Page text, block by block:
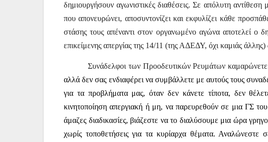
δημιουργήσουν αγωνιστικές διαθέσεις. Σε απόλυτη
που απονευρώνει, αποσυντονίζει και εκφυλίζει κάθε
στάσης τους απέναντι στον οργανωμένο αγώνα αποτελεί ο
επικείμενης απεργίας της 14/11 (της ΑΔΕΔΥ, όχι καμιάς άλλης)
Συνάδελφοι των Προοδευτικών Ρευμάτων καμαρώνετε
αλλά δεν σας ενδιαφέρει να συμβάλλετε με αυτούς τους
για τα προβλήματα μας, όταν δεν κάνετε τίποτα, δεν
κινητοποίηση απεργιακή ή μη, να παρευρεθούν σε μια ΓΣ
άμαζες διαδικασίες, βιάζεστε να το διαλύσουμε μια ώρα
χωρίς τοποθετήσεις για τα κυρίαρχα θέματα.